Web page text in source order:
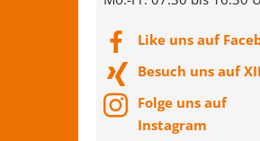
Like uns auf
Besuch uns auf
Folge uns auf
Instagram